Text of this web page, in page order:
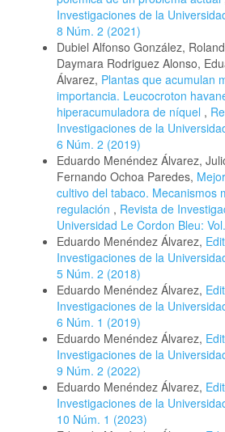
Investigaciones de la
8 Núm. 2 (2021)
Dubiel Alfonso González,
Daymara Rodriguez Alonso,
Álvarez, Plantas que acumulan
importancia. Leucocroton
hiperacumuladora de níquel ,
Investigaciones de la
6 Núm. 2 (2019)
Eduardo Menéndez Álvarez,
Fernando Ochoa Paredes,
cultivo del tabaco. Mecanismos
regulación , Revista de
Universidad Le Cordon Bleu:
Eduardo Menéndez Álvarez,
Investigaciones de la
5 Núm. 2 (2018)
Eduardo Menéndez Álvarez,
Investigaciones de la
6 Núm. 1 (2019)
Eduardo Menéndez Álvarez,
Investigaciones de la
9 Núm. 2 (2022)
Eduardo Menéndez Álvarez,
Investigaciones de la
10 Núm. 1 (2023)